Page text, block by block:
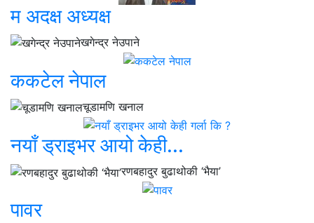
म अदक्ष अध्यक्ष
खगेन्द्र नेउपाने
ककटेल नेपाल
चूडामणि खनाल
नयाँ ड्राइभर आयो केही...
रणबहादुर बुढाथोकी ‘भैया’
पावर